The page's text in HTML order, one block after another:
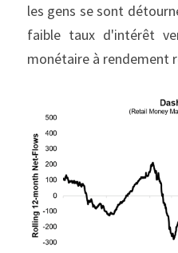
les gens se sont
faible taux d'intérêt
monétaire à rendement